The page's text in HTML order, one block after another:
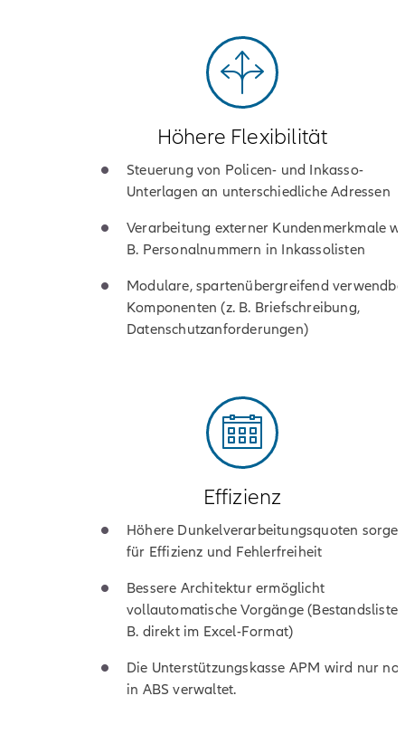
Höhere Flexibilität
Steuerung von Policen- und Inkasso-
Unterlagen an unterschiedliche Adressen
Verarbeitung externer Kundenmerkmale
B. Personalnummern in Inkassolisten
Modulare, spartenübergreifend
Komponenten (z. B. Briefschreibung,
Datenschutzanforderungen)
Effizienz
Höhere Dunkel­verarbeitungs­quoten
für Effizienz und Fehlerfreiheit
Bessere Architektur ermöglicht
vollautomatische Vorgänge
B. direkt im Excel-Format)
Die Unterstützungskasse APM wird nur
in ABS verwaltet.